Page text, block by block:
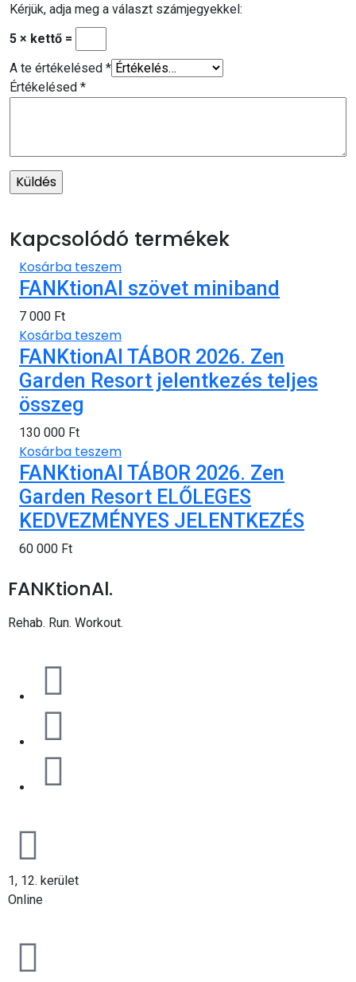
Kérjük, adja meg a választ számjegyekkel:
5 × kettő =
A te értékelésed *
Értékelésed *
Kapcsolódó termékek
Kosárba teszem
FANKtionAl szövet miniband
7 000 Ft
Kosárba teszem
FANKtionAl TÁBOR 2026. Zen
Garden Resort jelentkezés teljes
összeg
130 000 Ft
Kosárba teszem
FANKtionAl TÁBOR 2026. Zen
Garden Resort ELŐLEGES
KEDVEZMÉNYES JELENTKEZÉS
60 000 Ft
FANKtionAl.
Rehab. Run. Workout.
1, 12. kerület
Online